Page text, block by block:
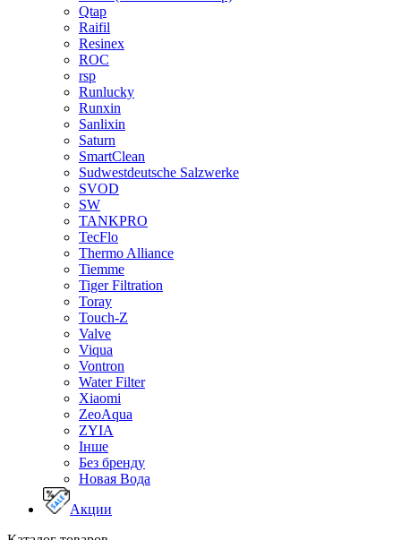
Qtap
Raifil
Resinex
ROC
rsp
Runlucky
Runxin
Sanlixin
Saturn
SmartClean
Sudwestdeutsche Salzwerke
SVOD
SW
TANKPRO
TecFlo
Thermo Alliance
Tiemme
Tiger Filtration
Toray
Touch-Z
Valve
Viqua
Vontron
Water Filter
Xiaomi
ZeoAqua
ZYIA
Інше
Без бренду
Новая Вода
Акции